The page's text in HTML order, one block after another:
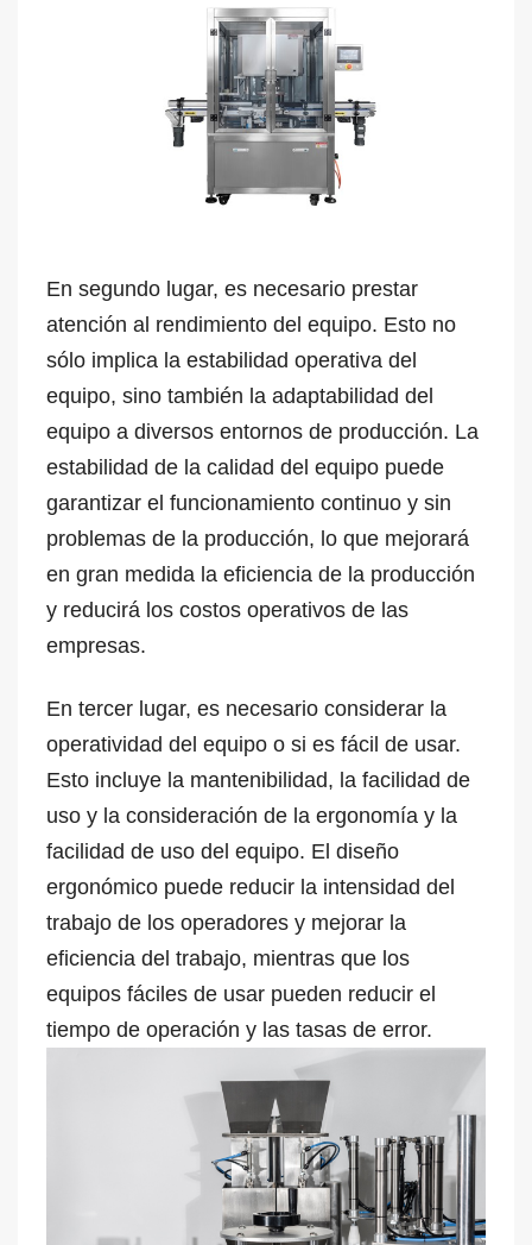
En segundo lugar, es necesario prestar
atención al rendimiento del equipo. Esto no
sólo implica la estabilidad operativa del
equipo, sino también la adaptabilidad del
equipo a diversos entornos de producción. La
estabilidad de la calidad del equipo puede
garantizar el funcionamiento continuo y sin
problemas de la producción, lo que mejorará
en gran medida la eficiencia de la producción
y reducirá los costos operativos de las
empresas.
En tercer lugar, es necesario considerar la
operatividad del equipo o si es fácil de usar.
Esto incluye la mantenibilidad, la facilidad de
uso y la consideración de la ergonomía y la
facilidad de uso del equipo. El diseño
ergonómico puede reducir la intensidad del
trabajo de los operadores y mejorar la
eficiencia del trabajo, mientras que los
equipos fáciles de usar pueden reducir el
tiempo de operación y las tasas de error.